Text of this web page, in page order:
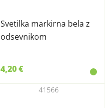
Svetilka markirna bela z
odsevnikom
4,20 €
41566